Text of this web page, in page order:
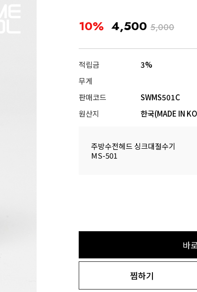
10% 4,500 5,000
적립금
3%
무게
판매코드
SWMS501C
원산지
한국(MADE IN
주방수전헤드 싱크대절수기
MS-501
바
찜하기